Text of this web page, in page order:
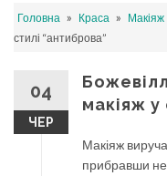
content
Головна » Краса » Макіяж
стилі “антиброва”
04
ЧЕР
макіяж у
Макіяж
прибравши